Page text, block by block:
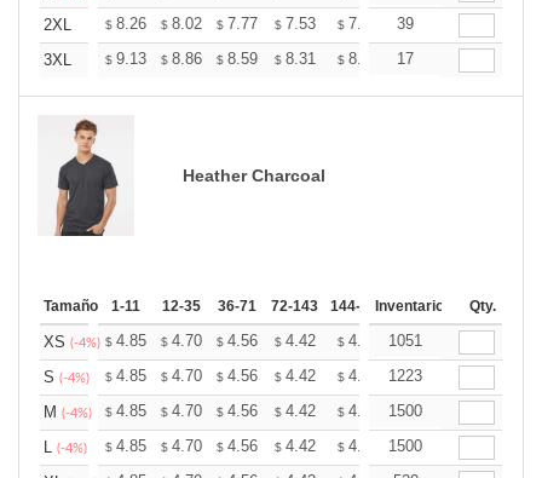
2XL
$ 8.26 $ 8.02 $ 7.77 $ 7.53 $ 7.28 $7.16
39
3XL
$ 9.13 $ 8.86 $ 8.59 $ 8.31 $ 8.04 $7.91
17
Heather Charcoal
Tamaño 1-11 12-35 36-71 72-143 144-287 288 + Mas
Inventario Qty.
XS (-4%) $ 4.85 $ 4.70 $ 4.56 $ 4.42 $ 4.27 $4.20
1051
S (-4%) $ 4.85 $ 4.70 $ 4.56 $ 4.42 $ 4.27 $4.20
1223
M (-4%) $ 4.85 $ 4.70 $ 4.56 $ 4.42 $ 4.27 $4.20
1500
L (-4%) $ 4.85 $ 4.70 $ 4.56 $ 4.42 $ 4.27 $4.20
1500